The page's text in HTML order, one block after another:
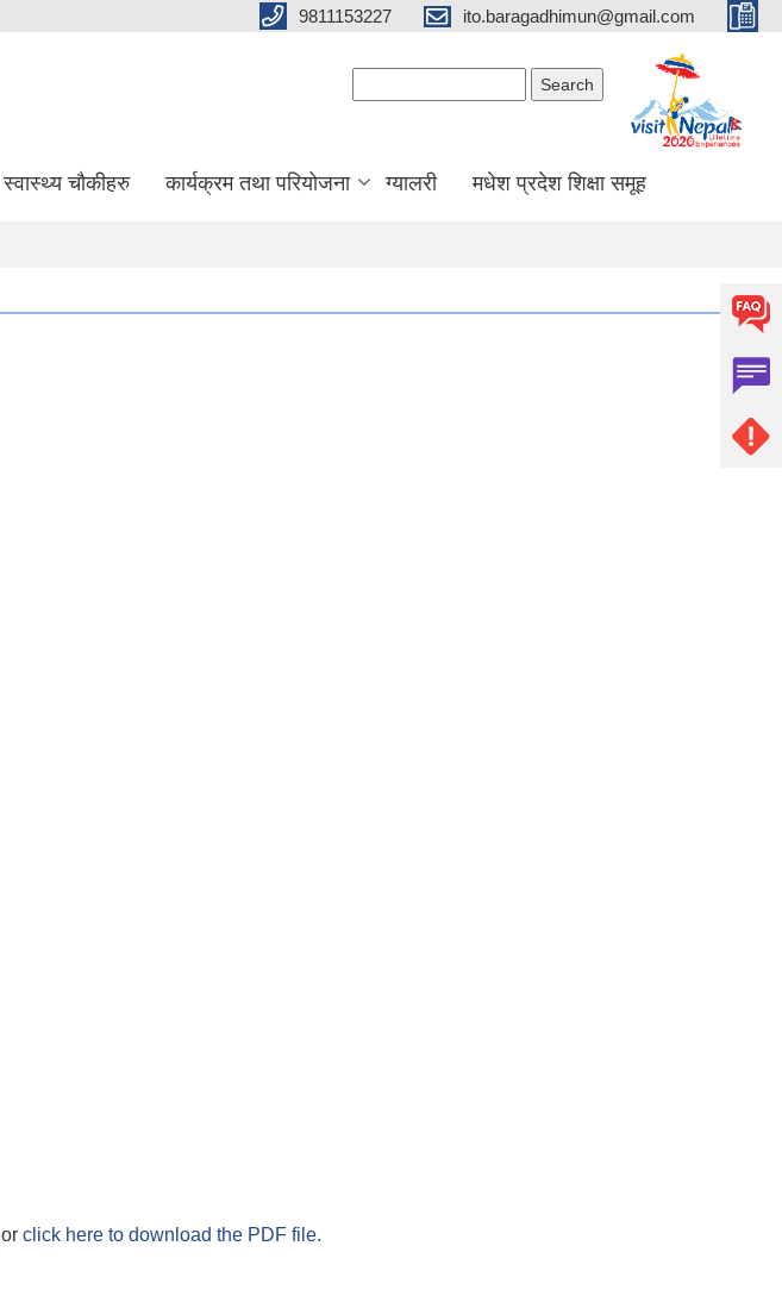
9811153227 ito.baragadhimun@gmail.com
स्वास्थ्य चौकीहरु कार्यक्रम तथा परियोजना ग्यालरी मधेश प्रदेश शिक्षा समूह
or click here to download the PDF file.